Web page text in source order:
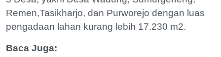
Remen,Tasikharjo, dan Purworejo dengan luas
pengadaan lahan kurang lebih 17.230 m2.
Baca Juga: